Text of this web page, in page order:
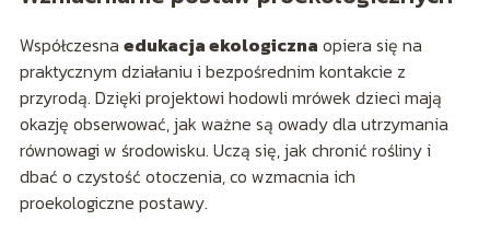
Współczesna edukacja ekologiczna opiera się na
praktycznym działaniu i bezpośrednim kontakcie z
przyrodą. Dzięki projektowi hodowli mrówek dzieci mają
okazję obserwować, jak ważne są owady dla utrzymania
równowagi w środowisku. Uczą się, jak chronić rośliny i
dbać o czystość otoczenia, co wzmacnia ich
proekologiczne postawy.